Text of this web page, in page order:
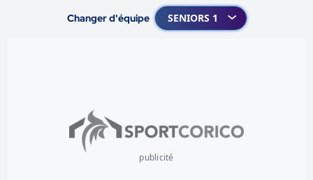
Changer d'équipe
publicité